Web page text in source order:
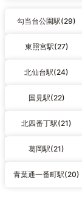
勾当台公園駅(29)
東照宮駅(27)
北仙台駅(24)
国見駅(22)
北四番丁駅(21)
葛岡駅(21)
青葉通一番町駅(20)